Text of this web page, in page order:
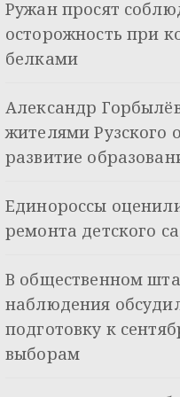
Ружан просят
осторожность при
белками
Александр
жителями Рузского
развитие
Единороссы
ремонта детского
В общественном
наблюдения
подготовку к
выборам